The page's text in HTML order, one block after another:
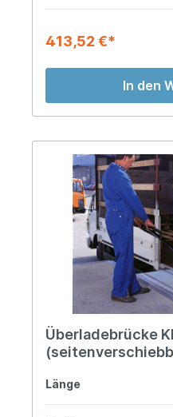
413,52 €*
In den
Überladebrücke
Länge